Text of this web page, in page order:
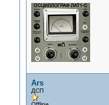
Ars
ДСП